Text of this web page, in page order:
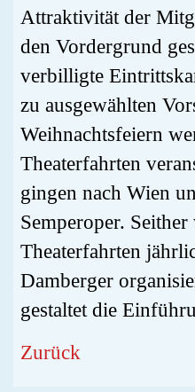
Attraktivität der
den Vordergrund
verbilligte
zu ausgewählten
Weihnachtsfeiern
Theaterfahrten
gingen nach Wien
Semperoper. Seither
Theaterfahrten
Damberger
gestaltet die
Zurück